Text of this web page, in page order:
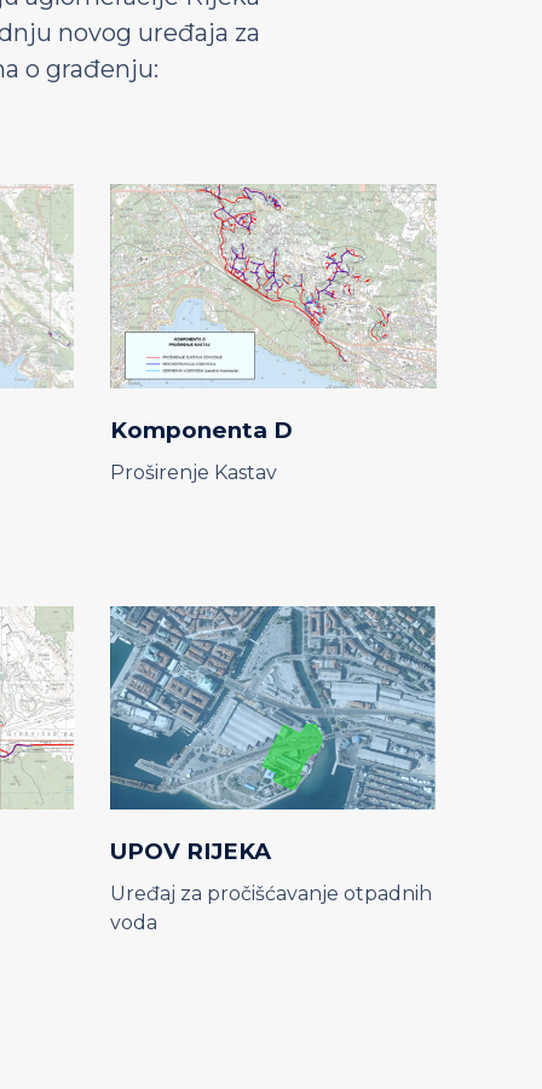
novog uređaja za
o građenju:
Komponenta D
Proširenje Kastav
UPOV RIJEKA
Uređaj za pročišćavanje otpadnih
voda